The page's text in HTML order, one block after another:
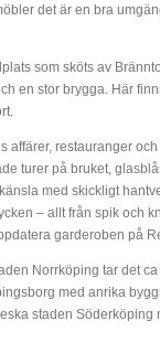
det är en bra
som sköts av
en stor brygga. Här
affärer, restauranger
turer på bruket,
med skickligt
– allt från spik och
garderoben på
Norrköping tar det
med anrika
staden